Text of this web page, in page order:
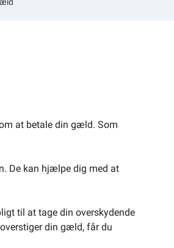
at betale din gæld. Som
De kan hjælpe dig med at
til at tage din overskydende
din gæld, får du